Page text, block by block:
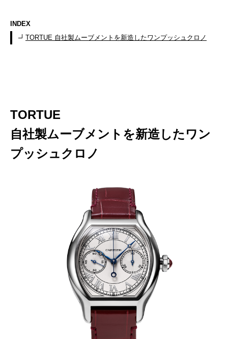
INDEX
TORTUE 自社製ムーブメントを新造したワンプッシュクロノ
TORTUE
自社製ムーブメントを新造したワン
プッシュクロノ